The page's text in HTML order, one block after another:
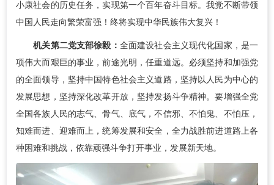
小康社会的历史任务，实现第一个百年奋斗目标。我党不断带领
中国人民走向繁荣富强！终将实现中华民族伟大复兴！
机关第二党支部徐毅： 全面建设社会主义现代化国家，是一
项伟大而艰巨的事业，前途光明，任重道远。必须坚持和加强党
的全面领导，坚持中国特色社会主义道路，坚持以人民为中心的
发展思想，坚持深化改革开放，坚持发扬斗争精神。要增强全党
全国各族人民的志气、骨气、底气，不信邪、不怕鬼、不怕压，
知难而进、迎难而上，统筹发展和安全，全力战胜前进道路上各
种困难和挑战，依靠顽强斗争打开事业，发展新天地。